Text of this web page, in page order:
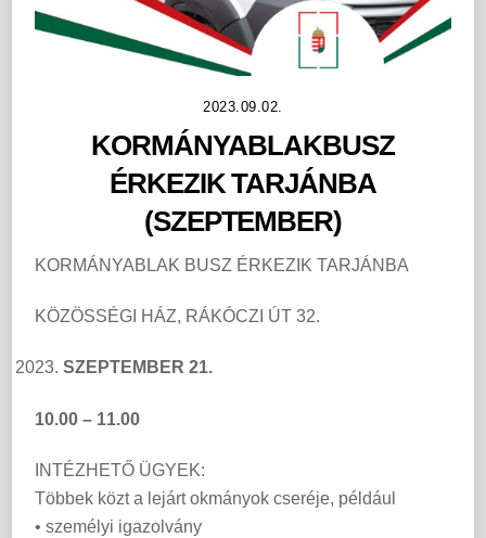
2023.09.02.
KORMÁNYABLAKBUSZ
ÉRKEZIK TARJÁNBA
(SZEPTEMBER)
KORMÁNYABLAK BUSZ ÉRKEZIK TARJÁNBA
KÖZÖSSÉGI HÁZ, RÁKÓCZI ÚT 32.
SZEPTEMBER 21.
10.00 – 11.00
INTÉZHETŐ ÜGYEK:
Többek közt a lejárt okmányok cseréje, például
• személyi igazolvány